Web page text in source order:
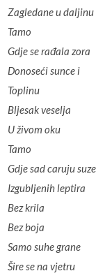
Zagledane u daljinu
Tamo
Gdje se rađala zora
Donoseći sunce i
Toplinu
Bljesak veselja
U živom oku
Tamo
Gdje sad caruju suze
Izgubljenih leptira
Bez krila
Bez boja
Samo suhe grane
Šire se na vjetru